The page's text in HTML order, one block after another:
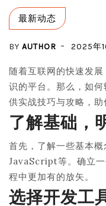
最新动态
BY AUTHOR 2025年
随着互联网的快速发
识的平台。那么，如
供实战技巧与攻略，助
了解基础，
首先，了解一些基本
JavaScript等。确立一
程中更加有的放矢。
选择开发工